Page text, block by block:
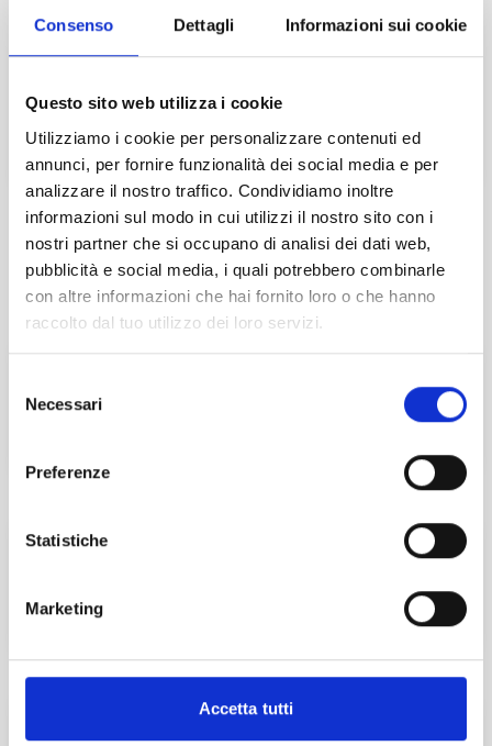
Consenso Dettagli Informazioni sui cookie
Questo sito web utilizza i cookie
Utilizziamo i cookie per personalizzare contenuti ed
annunci, per fornire funzionalità dei social media e per
analizzare il nostro traffico. Condividiamo inoltre
informazioni sul modo in cui utilizzi il nostro sito con i
nostri partner che si occupano di analisi dei dati web,
pubblicità e social media, i quali potrebbero combinarle
con altre informazioni che hai fornito loro o che hanno
raccolto dal tuo utilizzo dei loro servizi.
delNecessari
Preferenze
Statistiche
Marketing
Accetta tutti
2025
Concluso
Spazio: visioni e imprese di un
futuro senza confini – Industria e
competenze per l’economia
Montebelluna (TV)
1-10 di 65
Esplora
Il Commercialista Veneto